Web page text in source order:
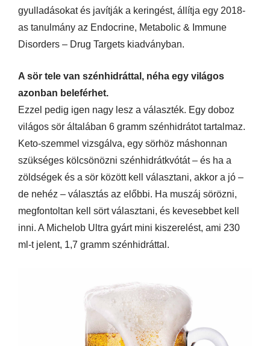
gyulladásokat és javítják a keringést, állítja egy 2018-
as tanulmány az Endocrine, Metabolic & Immune
Disorders – Drug Targets kiadványban.
A sör tele van szénhidráttal, néha egy világos
azonban beleférhet.
Ezzel pedig igen nagy lesz a választék. Egy doboz
világos sör általában 6 gramm szénhidrátot tartalmaz.
Keto-szemmel vizsgálva, egy sörhöz máshonnan
szükséges kölcsönözni szénhidrátkvótát – és ha a
zöldségek és a sör között kell választani, akkor a jó –
de nehéz – választás az előbbi. Ha muszáj sörözni,
megfontoltan kell sört választani, és kevesebbet kell
inni. A Michelob Ultra gyárt mini kiszerelést, ami 230
ml-t jelent, 1,7 gramm szénhidráttal.